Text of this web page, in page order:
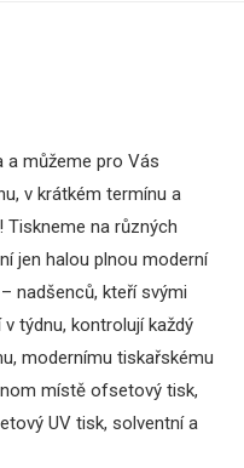
a můžeme pro Vás
v krátkém termínu a
Tiskneme na různých
jen halou plnou moderní
nadšenců, kteří svými
týdnu, kontrolují každý
modernímu tiskařskému
místě ofsetový tisk,
UV tisk, solventní a